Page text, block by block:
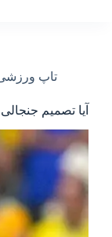
تاپ
آیا تصمیم